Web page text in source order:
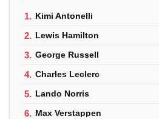
1. Kimi Antonelli
2. Lewis Hamilton
3. George Russell
4. Charles Leclerc
5. Lando Norris
6. Max Verstappen